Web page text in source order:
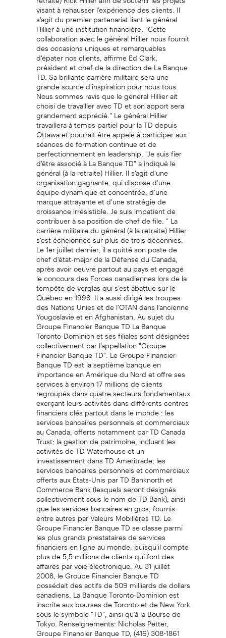
visant à rehausser l'expérience des clients. Il
s'agit du premier partenariat liant le général
Hillier à une institution financière. "Cette
collaboration avec le général Hillier nous fournit
des occasions uniques et remarquables
d'épater nos clients, affirme Ed Clark,
président et chef de la direction de La Banque
TD. Sa brillante carrière militaire sera une
grande source d'inspiration pour nous tous.
Nous sommes ravis que le général Hillier ait
choisi de travailler avec TD et son apport sera
grandement apprécié." Le général Hillier
travaillera à temps partiel pour la TD depuis
Ottawa et pourrait être appelé à participer aux
séances de formation continue et de
perfectionnement en leadership. "Je suis fier
d'être associé à La Banque TD" a indiqué le
général (à la retraite) Hillier. Il s'agit d'une
organisation gagnante, qui dispose d'une
équipe dynamique et concentrée, d'une
marque attrayante et d'une stratégie de
croissance irrésistible. Je suis impatient de
contribuer à sa position de chef de file. " La
carrière militaire du général (à la retraite) Hillier
s'est échelonnée sur plus de trois décennies.
Le 1er juillet dernier, il a quitté son poste de
chef d'état-major de la Défense du Canada,
après avoir oeuvré partout au pays et engagé
le concours des Forces canadiennes lors de la
tempête de verglas qui s'est abattue sur le
Québec en 1998. Il a aussi dirigé les troupes
des Nations Unies et de l'OTAN dans l'ancienne
Yougoslavie et en Afghanistan. Au sujet du
Groupe Financier Banque TD La Banque
Toronto-Dominion et ses filiales sont désignées
collectivement par l'appellation "Groupe
Financier Banque TD". Le Groupe Financier
Banque TD est la septième banque en
importance en Amérique du Nord et offre ses
services à environ 17 millions de clients
regroupés dans quatre secteurs fondamentaux
exerçant leurs activités dans différents centres
financiers clés partout dans le monde : les
services bancaires personnels et commerciaux
au Canada, offerts notamment par TD Canada
Trust; la gestion de patrimoine, incluant les
activités de TD Waterhouse et un
investissement dans TD Ameritrade; les
services bancaires personnels et commerciaux
offerts aux Etats-Unis par TD Banknorth et
Commerce Bank (lesquels seront désignés
collectivement sous le nom de TD Bank), ainsi
que les services bancaires en gros, fournis
entre autres par Valeurs Mobilières TD. Le
Groupe Financier Banque TD se classe parmi
les plus grands prestataires de services
financiers en ligne au monde, puisqu'il compte
plus de 5,5 millions de clients qui font des
affaires par voie électronique. Au 31 juillet
2008, le Groupe Financier Banque TD
possédait des actifs de 509 milliards de dollars
canadiens. La Banque Toronto-Dominion est
inscrite aux bourses de Toronto et de New York
sous le symbole "TD", ainsi qu'à la Bourse de
Tokyo. Renseignements: Nicholas Petter,
Groupe Financier Banque TD, (416) 308-1861